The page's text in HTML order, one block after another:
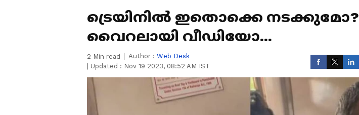
ട്രെയിനിൽ‌ ഇതൊക്കെ നടക്കുമോ?
വൈറലായി വീഡിയോ...
2 Min read Author : Web Desk
Updated : Nov 19 2023, 08:52 AM IST